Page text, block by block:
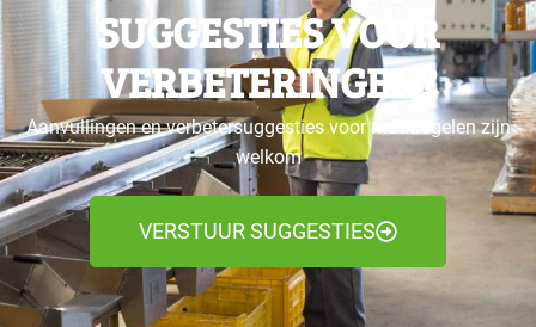
SUGGESTIES VOOR
VERBETERINGEN?
Aanvullingen en verbetersuggesties voor maatregelen zijn
welkom
VERSTUUR SUGGESTIES